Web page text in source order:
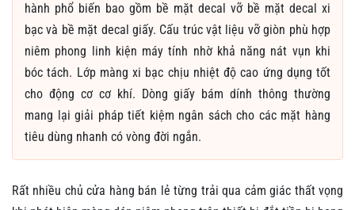
hành phổ biến bao gồm bề mặt decal vỡ bề mặt decal xi
bạc và bề mặt decal giấy. Cấu trúc vật liệu vỡ giòn phù hợp
niêm phong linh kiện máy tính nhờ khả năng nát vụn khi
bóc tách. Lớp màng xi bạc chịu nhiệt độ cao ứng dụng tốt
cho động cơ cơ khí. Dòng giấy bám dính thông thường
mang lại giải pháp tiết kiệm ngân sách cho các mặt hàng
tiêu dùng nhanh có vòng đời ngắn.
Rất nhiều chủ cửa hàng bán lẻ từng trải qua cảm giác thất vọng